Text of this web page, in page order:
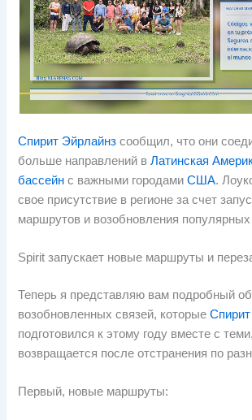
Спирит Эйрлайнз сообщил, что они
больше направлений вЛатинская
бассейн с важными городамиСША.
свое присутствие в регионе за счет
маршрутов и возобновления популярных
Spirit запускает новые маршруты и
Теперь я представляю вам подробный
возобновленных связей, которые
подготовился к этому году вместе с
возвращается после отстранения по
Первый, новые маршруты: